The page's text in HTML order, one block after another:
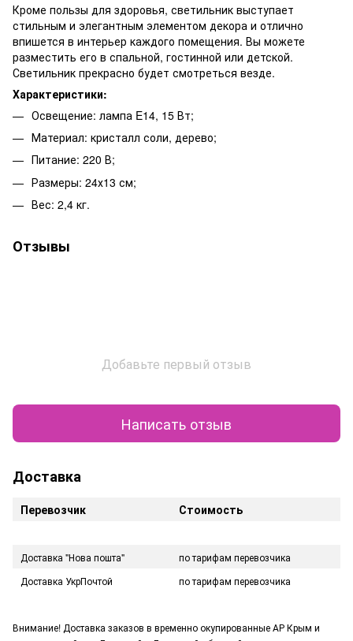
Кроме пользы для здоровья, светильник выступает
стильным и элегантным элементом декора и отлично
впишется в интерьер каждого помещения. Вы можете
разместить его в спальной, гостинной или детской.
Светильник прекрасно будет смотреться везде.
Характеристики:
Освещение: лампа E14, 15 Вт;
Материал: кристалл соли, дерево;
Питание: 220 В;
Размеры: 24х13 см;
Вес: 2,4 кг.
Отзывы
Добавьте первый отзыв
Написать отзыв
Доставка
Перевозчик Стоимость
Доставка "Нова пошта"
по тарифам перевозчика
Доставка УкрПочтой
по тарифам перевозчика
Внимание! Доставка заказов в временно окупированные АР Крым и